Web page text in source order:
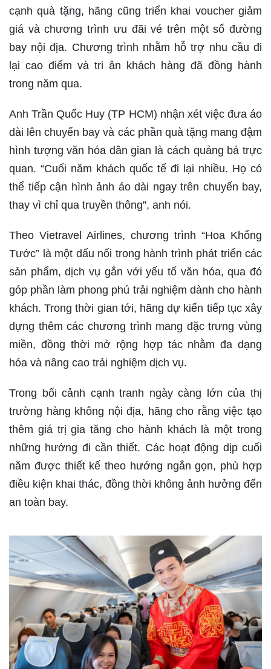
cạnh quà tặng, hãng cũng triển khai voucher giảm
giá và chương trình ưu đãi vé trên một số đường
bay nội địa. Chương trình nhằm hỗ trợ nhu cầu đi
lại cao điểm và tri ân khách hàng đã đồng hành
trong năm qua.
Anh Trần Quốc Huy (TP HCM) nhận xét việc đưa áo
dài lên chuyến bay và các phần quà tặng mang đậm
hình tượng văn hóa dân gian là cách quảng bá trực
quan. “Cuối năm khách quốc tế đi lại nhiều. Họ có
thể tiếp cận hình ảnh áo dài ngay trên chuyến bay,
thay vì chỉ qua truyền thông”, anh nói.
Theo Vietravel Airlines, chương trình “Hoa Khổng
Tước” là một dấu nối trong hành trình phát triển các
sản phẩm, dịch vụ gắn với yếu tố văn hóa, qua đó
góp phần làm phong phú trải nghiệm dành cho hành
khách. Trong thời gian tới, hãng dự kiến tiếp tục xây
dựng thêm các chương trình mang đặc trưng vùng
miền, đồng thời mở rộng hợp tác nhằm đa dạng
hóa và nâng cao trải nghiệm dịch vụ.
Trong bối cảnh cạnh tranh ngày càng lớn của thị
trường hàng không nội địa, hãng cho rằng việc tạo
thêm giá trị gia tăng cho hành khách là một trong
những hướng đi cần thiết. Các hoạt động dịp cuối
năm được thiết kế theo hướng ngắn gọn, phù hợp
điều kiện khai thác, đồng thời không ảnh hưởng đến
an toàn bay.